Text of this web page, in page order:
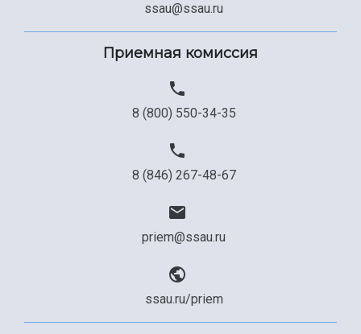
ssau@ssau.ru
Приемная комиссия
8 (800) 550-34-35
8 (846) 267-48-67
priem@ssau.ru
ssau.ru/priem